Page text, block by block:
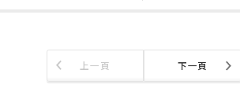
上一頁 下一頁